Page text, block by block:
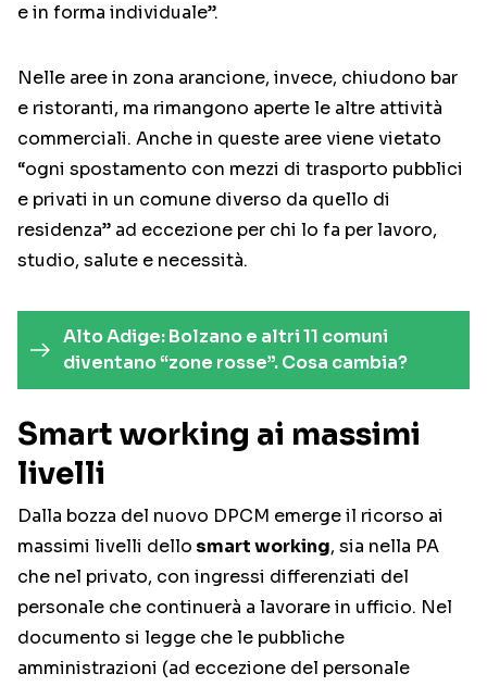
e in forma individuale”.
Nelle aree in zona arancione, invece, chiudono bar
e ristoranti, ma rimangono aperte le altre attività
commerciali. Anche in queste aree viene vietato
“ogni spostamento con mezzi di trasporto pubblici
e privati in un comune diverso da quello di
residenza” ad eccezione per chi lo fa per lavoro,
studio, salute e necessità.
Alto Adige: Bolzano e altri 11 comuni
diventano “zone rosse”. Cosa cambia?
Smart working ai massimi
livelli
Dalla bozza del nuovo DPCM emerge il ricorso ai
massimi livelli dello smart working, sia nella PA
che nel privato, con ingressi differenziati del
personale che continuerà a lavorare in ufficio. Nel
documento si legge che le pubbliche
amministrazioni (ad eccezione del personale